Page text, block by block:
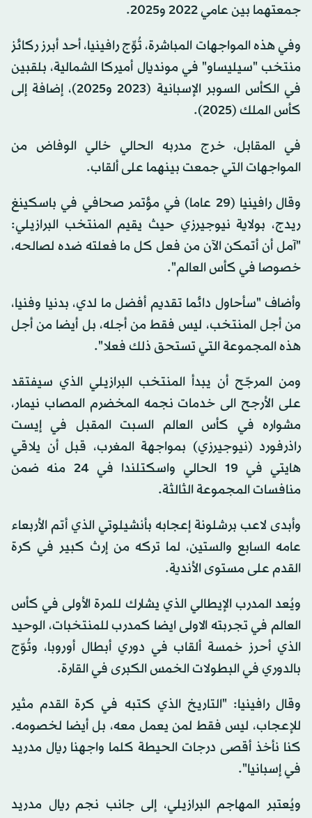
جمعتهما بين عامي 2022 و2025.
وفي هذه المواجهات المباشرة، تُوِّج رافينيا، أحد أبرز ركائز
منتخب "سيليساو" في مونديال أميركا الشمالية، بلقبين
في الكأس السوبر الإسبانية (2023 و2025)، إضافة إلى
كأس الملك (2025).
في المقابل، خرج مدربه الحالي خالي الوفاض من
المواجهات التي جمعت بينهما على ألقاب.
وقال رافينيا (29 عاما) في مؤتمر صحافي في باسكينغ
ريدج، بولاية نيوجيرزي حيث يقيم المنتخب البرازيلي:
"آمل أن أتمكن الآن من فعل كل ما فعلته ضده لصالحه،
خصوصا في كأس العالم".
وأضاف "سأحاول دائما تقديم أفضل ما لدي، بدنيا وفنيا،
من أجل المنتخب، ليس فقط من أجله، بل أيضا من أجل
هذه المجموعة التي تستحق ذلك فعلا".
ومن المرجّح أن يبدأ المنتخب البرازيلي الذي سيفتقد
على الأرجح الى خدمات نجمه المخضرم المصاب نيمار،
مشواره في كأس العالم السبت المقبل في إيست
راذرفورد (نيوجيرزي) بمواجهة المغرب، قبل أن يلاقي
هايتي في 19 الحالي واسكتلندا في 24 منه ضمن
منافسات المجموعة الثالثة.
وأبدى لاعب برشلونة إعجابه بأنشيلوتي الذي أتم الأربعاء
عامه السابع والستين، لما تركه من إرث كبير في كرة
القدم على مستوى الأندية.
ويُعد المدرب الإيطالي الذي يشارك للمرة الأولى في كأس
العالم في تجربته الاولى ايضا كمدرب للمنتخبات، الوحيد
الذي أحرز خمسة ألقاب في دوري أبطال أوروبا، وتُوّج
بالدوري في البطولات الخمس الكبرى في القارة.
وقال رافينيا: "التاريخ الذي كتبه في كرة القدم مثير
للإعجاب، ليس فقط لمن يعمل معه، بل أيضا لخصومه.
كنا نأخذ أقصى درجات الحيطة كلما واجهنا ريال مدريد
في إسبانيا".
ويُعتبر المهاجم البرازيلي، إلى جانب نجم ريال مدريد